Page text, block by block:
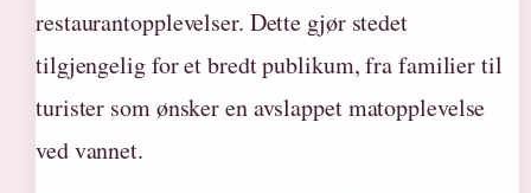
restaurantopplevelser. Dette gjør stedet
tilgjengelig for et bredt publikum, fra familier til
turister som ønsker en avslappet matopplevelse
ved vannet.